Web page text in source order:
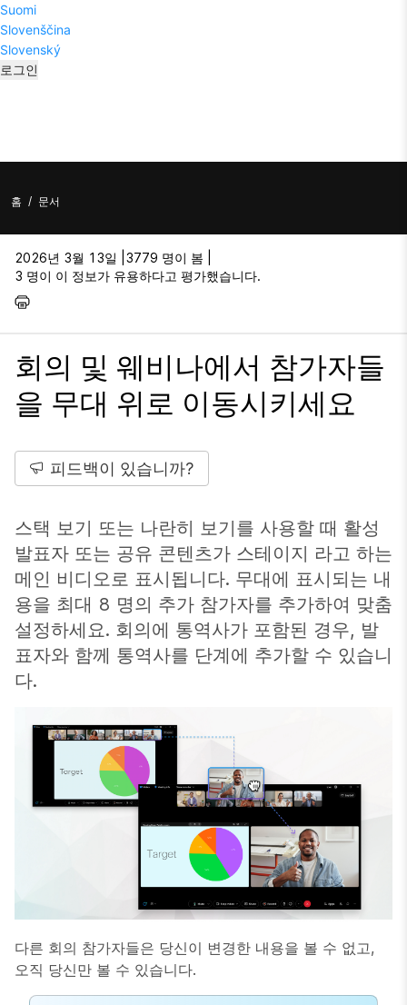
Suomi
Slovenščina
Slovenský
로그인
홈 / 문서
2026년 3월 13일 | 3779 명이 봄 |
3 명이 이 정보가 유용하다고 평가했습니다.
회의 및 웨비나에서 참가자들
을 무대 위로 이동시키세요
피드백이 있습니까?
스택 보기 또는 나란히 보기를 사용할 때 활성
발표자 또는 공유 콘텐츠가 스테이지 라고 하는
메인 비디오로 표시됩니다. 무대에 표시되는 내
용을 최대 8 명의 추가 참가자를 추가하여 맞춤
설정하세요. 회의에 통역사가 포함된 경우, 발
표자와 함께 통역사를 단계에 추가할 수 있습니
다.
다른 회의 참가자들은 당신이 변경한 내용을 볼 수 없고,
오직 당신만 볼 수 있습니다.